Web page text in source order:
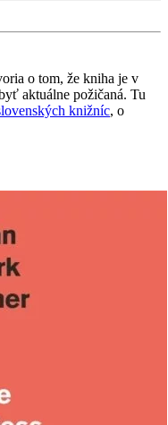
o tom, že kniha je v
aktuálne požičaná. Tu
knižníc, o